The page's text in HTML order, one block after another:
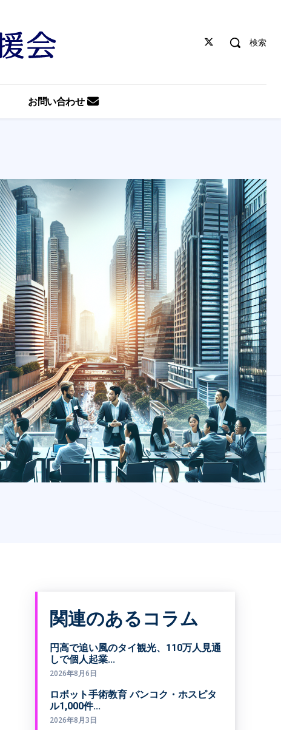
検索
お問い合わせ
関連のあるコラム
円高で追い風のタイ観光、110万人見通
しで個人起業...
2026年8月6日
ロボット手術教育 バンコク・ホスピタ
ル1,000件...
2026年8月3日